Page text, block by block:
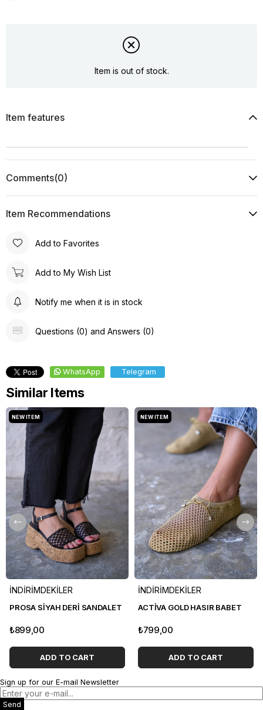
Item is out of stock.
Item features
Comments(0)
Item Recommendations
Add to Favorites
Add to My Wish List
Notify me when it is in stock
Questions (0) and Answers (0)
WhatsApp Telegram
Similar Items
İNDİRİMDEKİLER
PROSA SİYAH DERİ SANDALET
₺899,00
ADD TO CART
NEW ITEM
İNDİRİMDEKİLER
ACTİVA GOLD HASIR BABET
₺799,00
ADD TO CART
NEW ITEM
Sign up for our E-mail Newsletter
Send